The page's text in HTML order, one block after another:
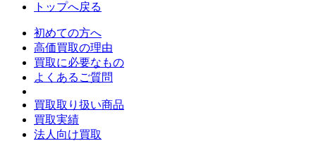
トップへ戻る
初めての方へ
高価買取の理由
買取に必要なもの
よくあるご質問
買取取り扱い商品
買取実績
法人向け買取